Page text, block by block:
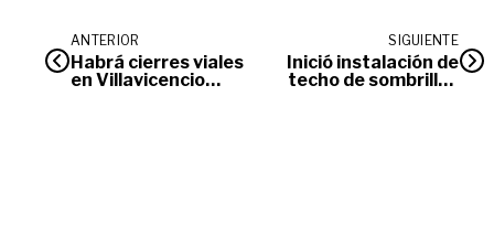
ANTERIOR
Habrá cierres viales
en Villavicencio
SIGUIENTE
Inició instalación de
techo de sombrillas